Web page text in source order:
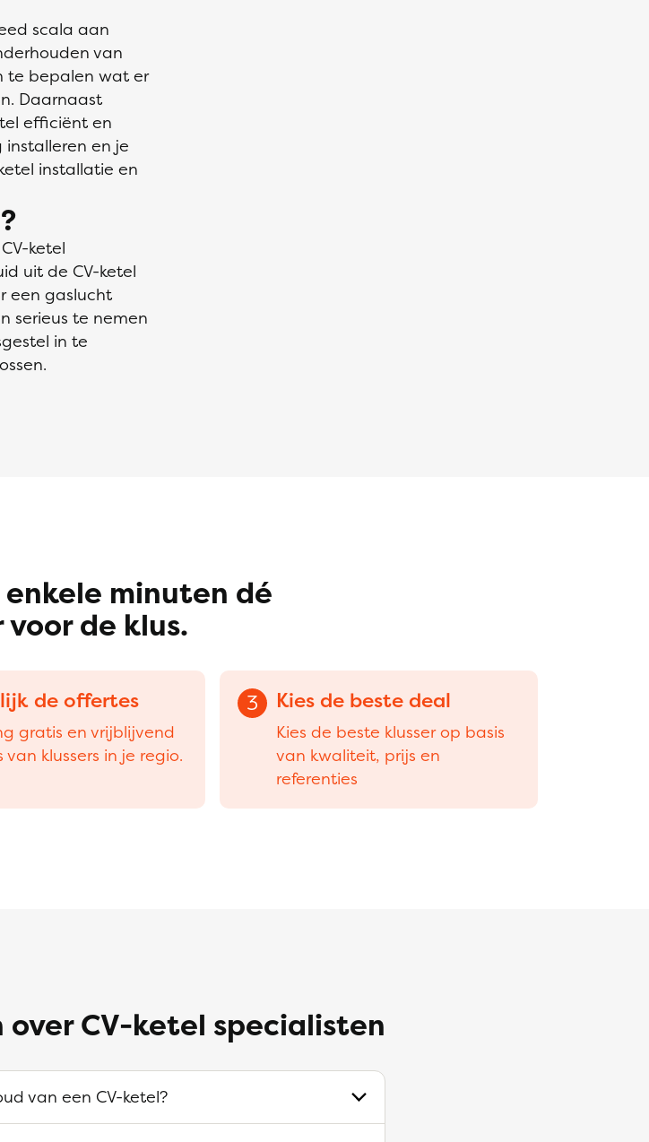
scala aan
van
te bepalen wat er
Daarnaast
efficiënt en
en je
installatie en
ketel
uit de CV-ketel
een gaslucht
serieus te nemen
in te
minuten dé
voor de klus.
de offertes
gratis en vrijblijvend
van klussers in je regio.
3 Kies de beste deal
Kies de beste klusser op basis
van kwaliteit, prijs en
referenties
CV-ketel specialisten
van een CV-ketel?